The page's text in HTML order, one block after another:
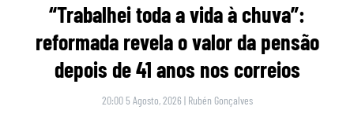
“Trabalhei toda a vida à chuva”:
reformada revela o valor da pensão
depois de 41 anos nos correios
20:00 5 Agosto, 2026 | Rubén Gonçalves